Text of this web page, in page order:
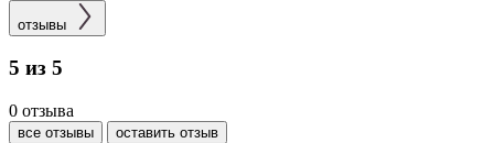
отзывы
5 из 5
0 отзыва
все отзывы оставить отзыв